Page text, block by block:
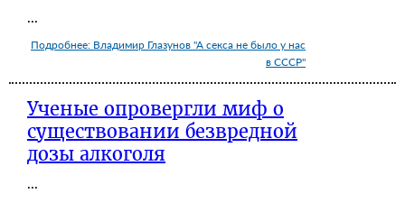
...
Подробнее: Владимир Глазунов "А секса не было у нас
в СССР"
Ученые опровергли миф о
существовании безвредной
дозы алкоголя
...